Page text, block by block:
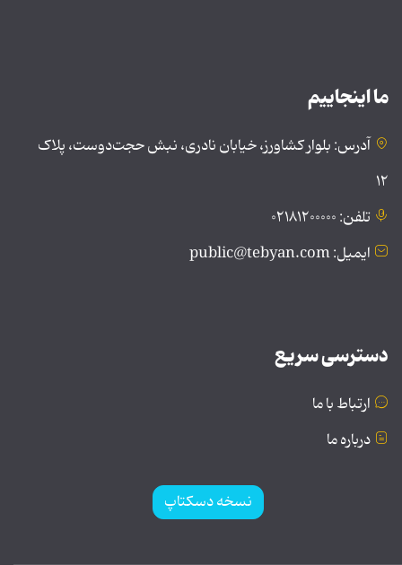
ما اینجاییم
آدرس: بلوار کشاورز، خیابان نادری، نبش حجت‌دوست، پلاک
۱۲
تلفن: ۰۲۱۸۱۲۰۰۰۰۰
ایمیل: public@tebyan.com
دسترسی سریع
ارتباط با ما
درباره ما
نسخه دسکتاپ